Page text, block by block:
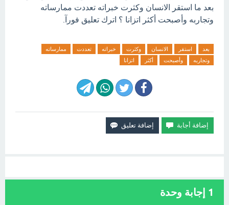
بعد ما استقر الانسان وكثرت خبراته تعددت ممارساته
وتجاربه وأصبحت أكثر اتزانا ؟ اترك تعليق فورآ.
بعد استقر الانسان وكثرت خبراته تعددت
ممارساته
وتجاربه
وأصبحت أكثر اتزانا
1 إجابة وحدة